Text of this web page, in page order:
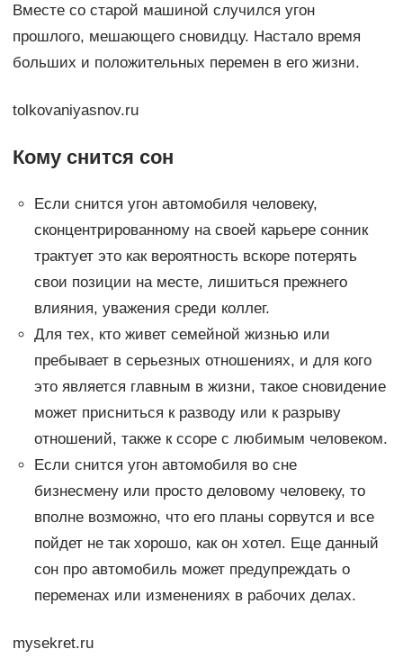
Вместе со старой машиной случился угон
прошлого, мешающего сновидцу. Настало время
больших и положительных перемен в его жизни.
tolkovaniyasnov.ru
Кому снится сон
Если снится угон автомобиля человеку,
сконцентрированному на своей карьере сонник
трактует это как вероятность вскоре потерять
свои позиции на месте, лишиться прежнего
влияния, уважения среди коллег.
Для тех, кто живет семейной жизнью или
пребывает в серьезных отношениях, и для кого
это является главным в жизни, такое сновидение
может присниться к разводу или к разрыву
отношений, также к ссоре с любимым человеком.
Если снится угон автомобиля во сне
бизнесмену или просто деловому человеку, то
вполне возможно, что его планы сорвутся и все
пойдет не так хорошо, как он хотел. Еще данный
сон про автомобиль может предупреждать о
переменах или изменениях в рабочих делах.
mysekret.ru